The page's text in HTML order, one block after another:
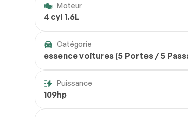
Moteur
4 cyl 1.6L
Catégorie
essence voitures (5 Portes / 5
Puissance
109hp